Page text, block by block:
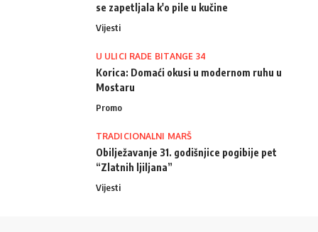
se zapetljala k'o pile u kučine
Vijesti
U ULICI RADE BITANGE 34
Korica: Domaći okusi u modernom ruhu u
Mostaru
Promo
TRADICIONALNI MARŠ
Obilježavanje 31. godišnjice pogibije pet
“Zlatnih ljiljana”
Vijesti